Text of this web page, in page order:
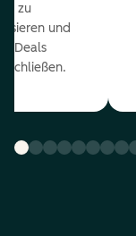
zu
und
Deals